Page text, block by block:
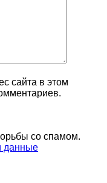
сайта в этом
со спамом.
данные